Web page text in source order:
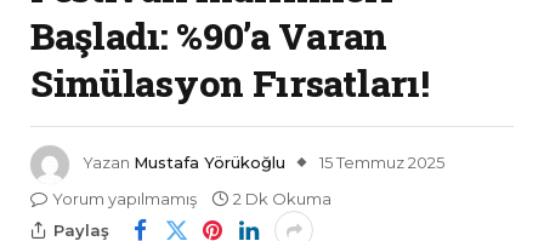
Başladı: %90’a Varan
Simülasyon Fırsatları!
Yazan Mustafa Yörükoğlu
15 Temmuz 2025
Yorum yapılmamış
2 Dk Okuma
Paylaş